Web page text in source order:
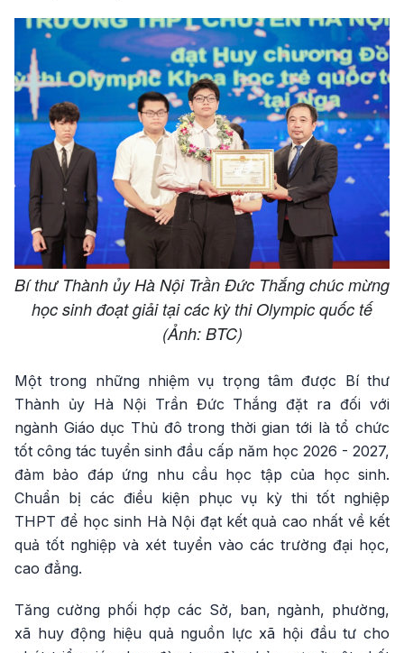
Bí thư Thành ủy Hà Nội Trần Đức Thắng chúc mừng
học sinh đoạt giải tại các kỳ thi Olympic quốc tế
(Ảnh: BTC)
Một trong những nhiệm vụ trọng tâm được Bí thư
Thành ủy Hà Nội Trần Đức Thắng đặt ra đối với
ngành Giáo dục Thủ đô trong thời gian tới là tổ chức
tốt công tác tuyển sinh đầu cấp năm học 2026 - 2027,
đảm bảo đáp ứng nhu cầu học tập của học sinh.
Chuẩn bị các điều kiện phục vụ kỳ thi tốt nghiệp
THPT để học sinh Hà Nội đạt kết quả cao nhất về kết
quả tốt nghiệp và xét tuyển vào các trường đại học,
cao đẳng.
Tăng cường phối hợp các Sở, ban, ngành, phường,
xã huy động hiệu quả nguồn lực xã hội đầu tư cho